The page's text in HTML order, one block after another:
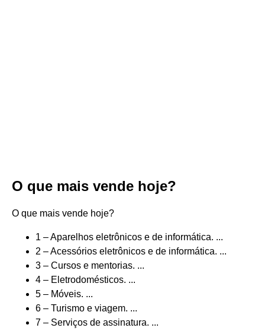
O que mais vende hoje?
O que mais vende hoje?
1 – Aparelhos eletrônicos e de informática. ...
2 – Acessórios eletrônicos e de informática. ...
3 – Cursos e mentorias. ...
4 – Eletrodomésticos. ...
5 – Móveis. ...
6 – Turismo e viagem. ...
7 – Serviços de assinatura. ...